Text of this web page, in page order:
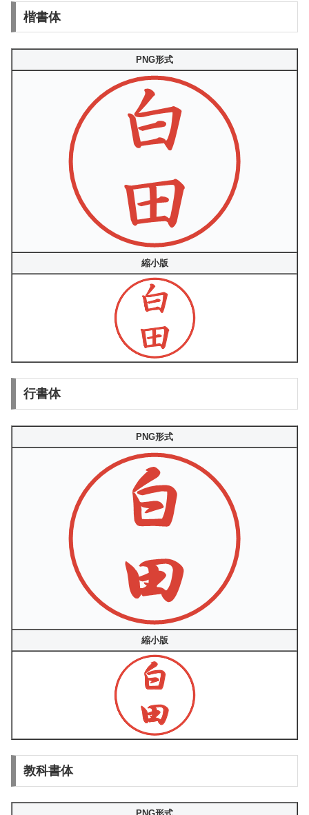
楷書体
PNG形式
縮小版
行書体
PNG形式
縮小版
教科書体